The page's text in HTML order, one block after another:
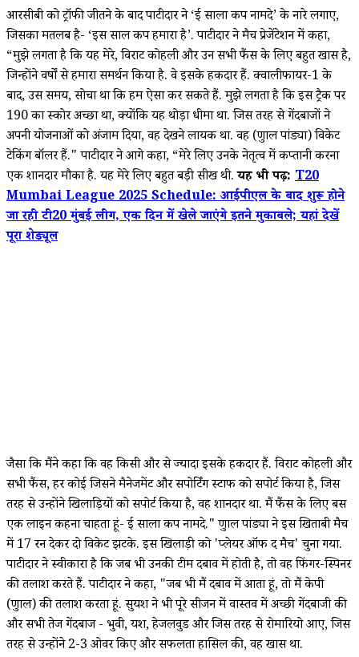
आरसीबी को ट्रॉफी जीतने के बाद पाटीदार ने ‘ई साला कप नामदे’ के नारे लगाए,
जिसका मतलब है- ‘इस साल कप हमारा है’. पाटीदार ने मैच प्रेजेंटेशन में कहा,
“मुझे लगता है कि यह मेरे, विराट कोहली और उन सभी फैंस के लिए बहुत खास है,
जिन्होंने वर्षों से हमारा समर्थन किया है. वे इसके हकदार हैं. क्वालीफायर-1 के
बाद, उस समय, सोचा था कि हम ऐसा कर सकते हैं. मुझे लगता है कि इस ट्रैक पर
190 का स्कोर अच्छा था, क्योंकि यह थोड़ा धीमा था. जिस तरह से गेंदबाजों ने
अपनी योजनाओं को अंजाम दिया, वह देखने लायक था. वह (क्रुणाल पांड्या) विकेट
टेकिंग बॉलर हैं." पाटीदार ने आगे कहा, “मेरे लिए उनके नेतृत्व में कप्तानी करना
एक शानदार मौका है. यह मेरे लिए बहुत बड़ी सीख थी.यह भी पढ़ें: T20
Mumbai League 2025 Schedule: आईपीएल के बाद शुरू होने
जा रही टी20 मुंबई लीग, एक दिन में खेले जाएंगे इतने मुकाबले; यहां देखें
पूरा शेड्यूल
जैसा कि मैंने कहा कि वह किसी और से ज्यादा इसके हकदार हैं. विराट कोहली और
सभी फैंस, हर कोई जिसने मैनेजमेंट और सपोर्टिंग स्टाफ को सपोर्ट किया है, जिस
तरह से उन्होंने खिलाड़ियों को सपोर्ट किया है, वह शानदार था. मैं फैंस के लिए बस
एक लाइन कहना चाहता हूं- ई साला कप नामदे." क्रुणाल पांड्या ने इस खिताबी मैच
में 17 रन देकर दो विकेट झटके. इस खिलाड़ी को 'प्लेयर ऑफ द मैच' चुना गया.
पाटीदार ने स्वीकारा है कि जब भी उनकी टीम दबाव में होती है, तो वह फिंगर-स्पिनर
की तलाश करते हैं. पाटीदार ने कहा, "जब भी मैं दबाव में आता हूं, तो मैं केपी
(क्रुणाल) की तलाश करता हूं. सुयश ने भी पूरे सीजन में वास्तव में अच्छी गेंदबाजी की
और सभी तेज गेंदबाज - भुवी, यश, हेजलवुड और जिस तरह से रोमारियो आए, जिस
तरह से उन्होंने 2-3 ओवर किए और सफलता हासिल की, वह खास था.